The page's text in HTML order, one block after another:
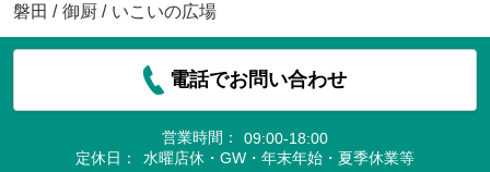
磐田 / 御厨 / いこいの広場
電話でお問い合わせ
営業時間：
09:00-18:00
定休日：
水曜店休・GW・年末年始・夏季休業等